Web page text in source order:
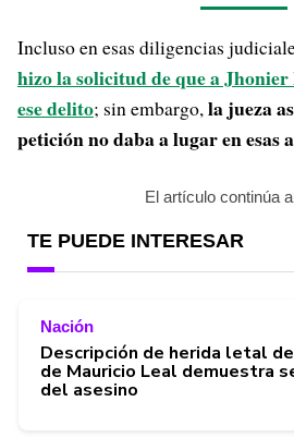
Incluso en esas diligencias
hizo la solicitud de que a
ese delito; sin embargo,la jueza
petición no daba a lugar en esas
El artículo continúa
TE PUEDE INTERESAR
Nación
Descripción de herida letal
de Mauricio Leal demuestra
del asesino